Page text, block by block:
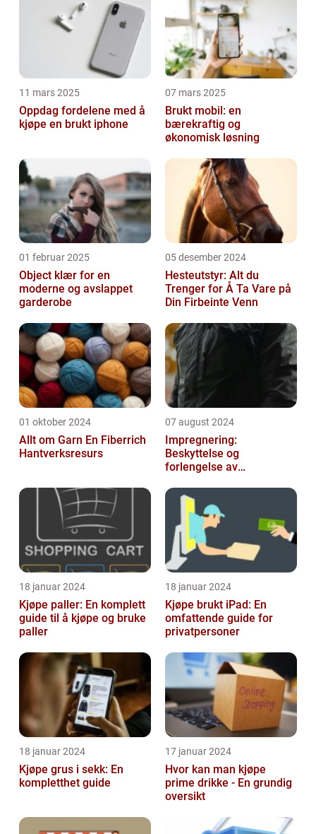
11 mars 2025
Oppdag fordelene med å
kjøpe en brukt iphone
07 mars 2025
Brukt mobil: en
bærekraftig og
økonomisk løsning
01 februar 2025
Object klær for en
moderne og avslappet
garderobe
05 desember 2024
Hesteutstyr: Alt du
Trenger for Å Ta Vare på
Din Firbeinte Venn
01 oktober 2024
Allt om Garn En Fiberrich
Hantverksresurs
07 august 2024
Impregnering:
Beskyttelse og
forlengelse av
18 januar 2024
Kjøpe paller: En komplett
guide til å kjøpe og bruke
paller
18 januar 2024
Kjøpe brukt iPad: En
omfattende guide for
privatpersoner
18 januar 2024
Kjøpe grus i sekk: En
kompletthet guide
17 januar 2024
Hvor kan man kjøpe
prime drikke - En grundig
oversikt